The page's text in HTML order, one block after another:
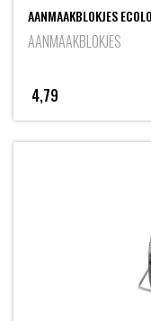
AANMAAKBLOKJES
AANMAAKBLOKJES
4,79